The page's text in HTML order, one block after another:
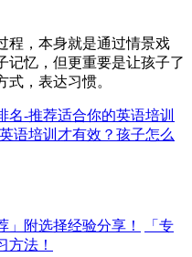
程，本身就是通过情景戏
记忆，但更重要是让孩子了
，表达习惯。
名-推荐适合你的英语培训
语培训才有效？孩子怎么
附选择经验分享！
「专
方法！